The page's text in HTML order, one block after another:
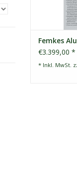
bietet dir
ZUM
Femkes
€3.399,00 *
* Inkl. MwSt.